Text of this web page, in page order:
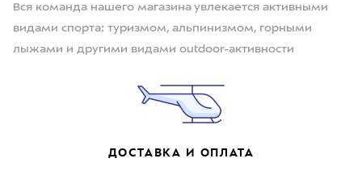
Вся команда нашего магазина увлекается активными
видами спорта: туризмом, альпинизмом, горными
лыжами и другими видами outdoor-активности
ДОСТАВКА И ОПЛАТА